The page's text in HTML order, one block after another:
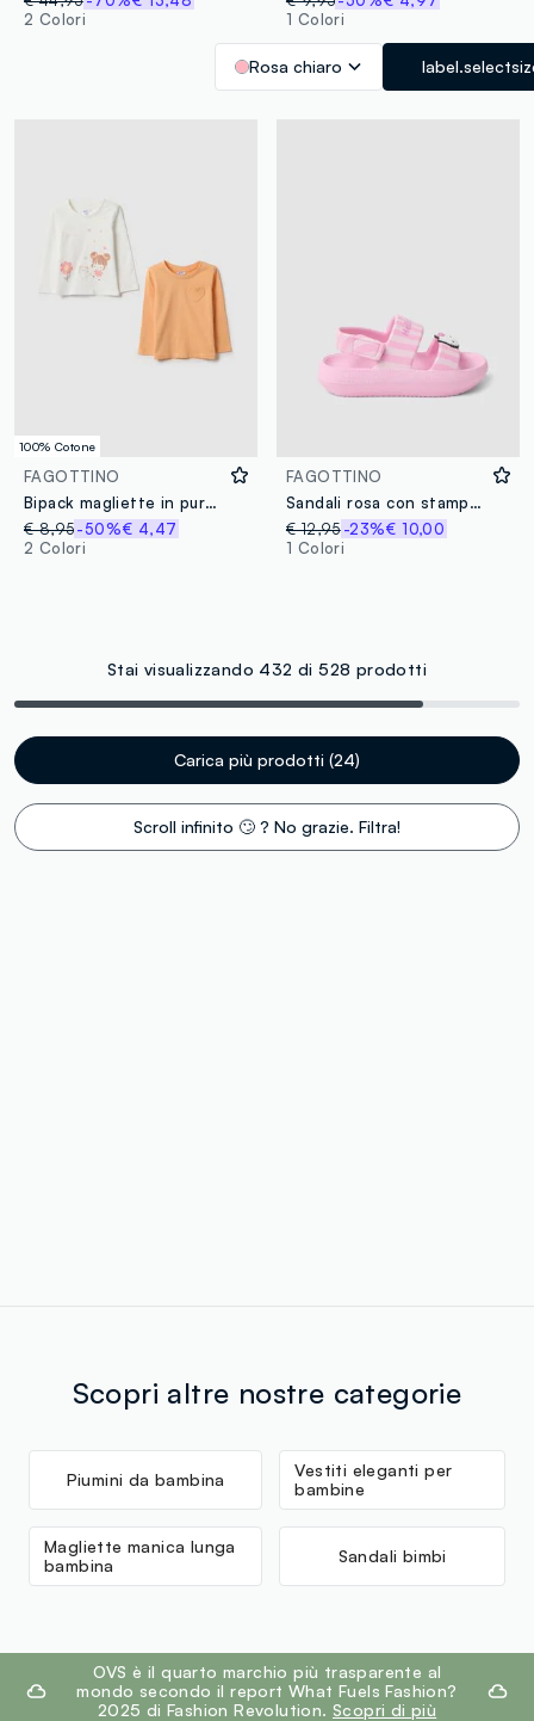
2 Colori
1 Colori
Rosa chiaro
100% Cotone
FAGOTTINO
Bipack magliette in puro cotone multicolor da bimba regular fit
€ 8,95-50%€ 4,47
2 Colori
FAGOTTINO
Sandali rosa con stampa a righe
€ 12,95 -23%€ 10,00
1 Colori
Stai visualizzando 432 di 528 prodotti
Carica più prodotti (24)
Scroll infinito 🙄 ? No grazie. Filtra!
Scopri altre nostre categorie
Piumini da bambina
Vestiti eleganti per
bambine
Magliette manica lunga
bambina
Sandali bimbi
footer.ariatitleOVS è il quarto marchio più trasparente al
mondo secondo il report What Fuels Fashion?
2025 di Fashion Revolution. Scopri di più